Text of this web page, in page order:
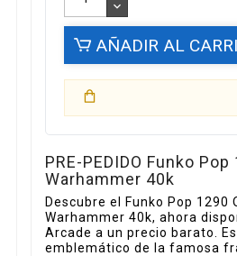
AÑADIR AL
PRE-PEDIDO Funko
Warhammer 40k
Descubre el Funko Pop 1290
Warhammer 40k, ahora
Arcade a un precio barato.
emblemático de la famosa